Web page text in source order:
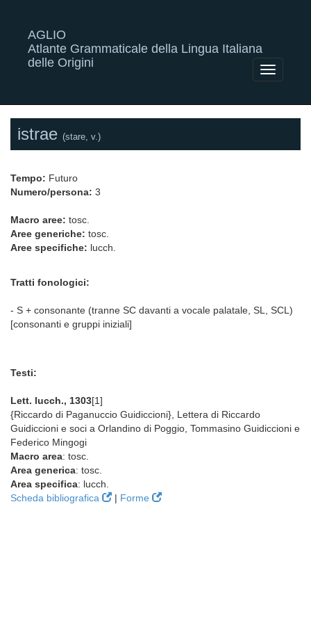
AGLIO
Atlante Grammaticale della Lingua Italiana
delle Origini
Toggle
istrae (stare, v.)
Tempo: Futuro
Numero/persona: 3
Macro aree: tosc.
Aree generiche: tosc.
Aree specifiche: lucch.
Tratti fonologici:
- S + consonante (tranne SC davanti a vocale palatale, SL, SCL)
[consonanti e gruppi iniziali]
Testi:
Lett. lucch., 1303[1]
{Riccardo di Paganuccio Guidiccioni}, Lettera di Riccardo
Guidiccioni e soci a Orlandino di Poggio, Tommasino Guidiccioni e
Federico Mingogi
Macro area: tosc.
Area generica: tosc.
Area specifica: lucch.
Scheda bibliografica
| Forme